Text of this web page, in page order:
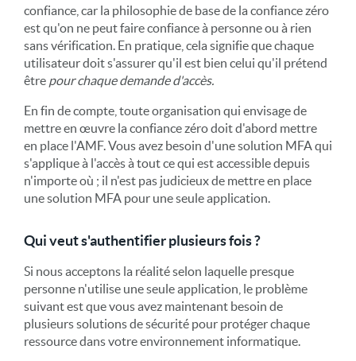
confiance, car la philosophie de base de la confiance zéro
est qu'on ne peut faire confiance à personne ou à rien
sans vérification. En pratique, cela signifie que chaque
utilisateur doit s'assurer qu'il est bien celui qu'il prétend
être pour chaque demande d'accès.
En fin de compte, toute organisation qui envisage de
mettre en œuvre la confiance zéro doit d'abord mettre
en place l'AMF. Vous avez besoin d'une solution MFA qui
s'applique à l'accès à tout ce qui est accessible depuis
n'importe où ; il n'est pas judicieux de mettre en place
une solution MFA pour une seule application.
Qui veut s'authentifier plusieurs fois ?
Si nous acceptons la réalité selon laquelle presque
personne n'utilise une seule application, le problème
suivant est que vous avez maintenant besoin de
plusieurs solutions de sécurité pour protéger chaque
ressource dans votre environnement informatique.